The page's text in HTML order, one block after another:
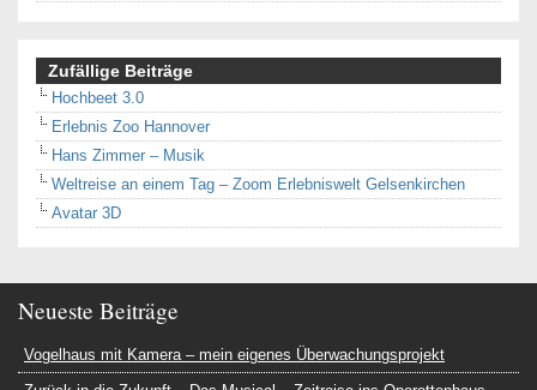
Zufällige Beiträge
Hochbeet 3.0
Erlebnis Zoo Hannover
Hans Zimmer – Musik
Weltreise an einem Tag – Zoom Erlebniswelt Gelsenkirchen
Avatar 3D
Neueste Beiträge
Vogelhaus mit Kamera – mein eigenes Überwachungsprojekt